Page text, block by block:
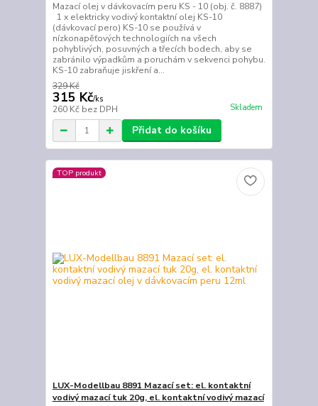
Mazací olej v dávkovacím peru KS - 10 (obj. č. 8887)
1 x elektricky vodivý kontaktní olej KS-10
(dávkovací pero) KS-10 se používá v
nízkonapěťových technologiích na všech
pohyblivých, posuvných a třecích bodech, aby se
zabránilo výpadkům a poruchám v sekvenci pohybu.
KS-10 zabraňuje jiskření a...
329 Kč
315 Kč/ks
260 Kč bez DPH Skladem
Přidat do košíku
TOP produkt
LUX-Modellbau 8891 Mazací set: el. kontaktní
vodivý mazací tuk 20g, el. kontaktní vodivý mazací